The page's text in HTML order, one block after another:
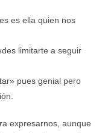
es ella quien nos
limitarte a seguir
pues genial pero
expresarnos, aunque